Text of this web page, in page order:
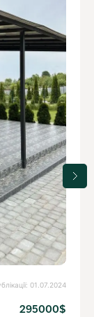
01.07.2024
295000$